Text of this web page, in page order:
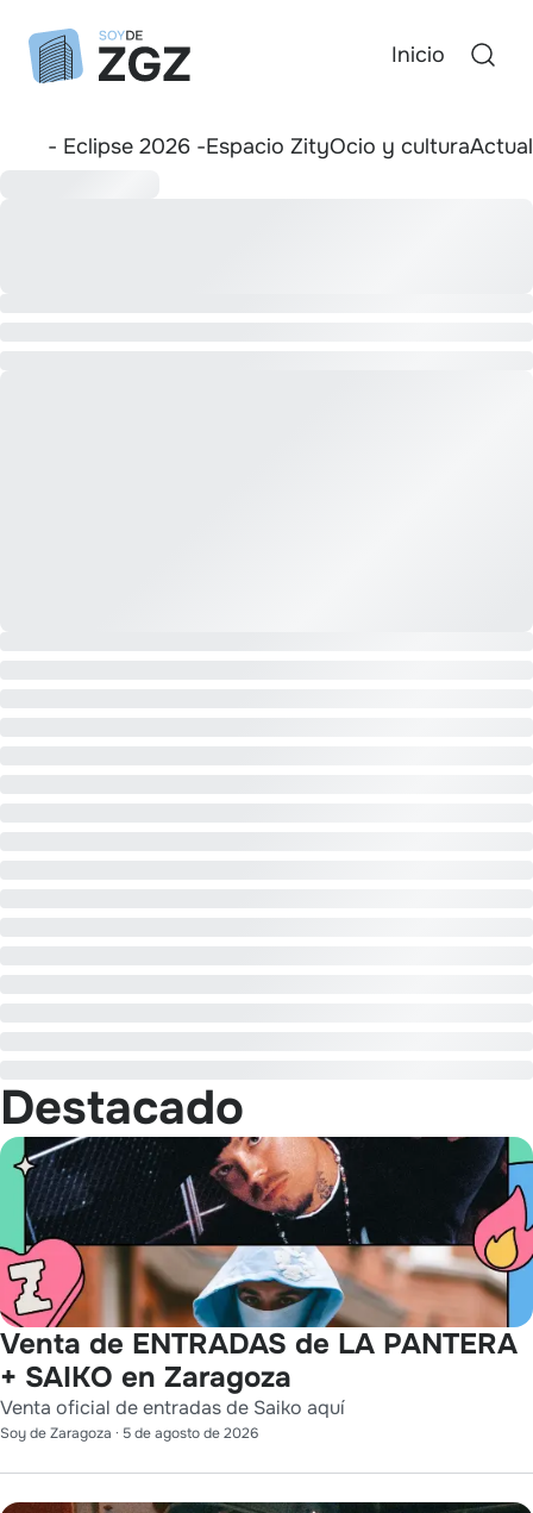
Inicio
- Eclipse 2026 -Espacio ZityOcio y cultura
Destacado
Venta de ENTRADAS de LA PANTERA
+ SAIKO en Zaragoza
Venta oficial de entradas de Saiko aquí
Soy de Zaragoza · 5 de agosto de 2026